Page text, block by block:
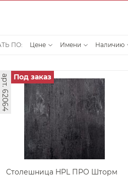
ПО: Цене Имени Наличию
Столешница HPL ПРО Шторм
арт. 62064 Под заказ